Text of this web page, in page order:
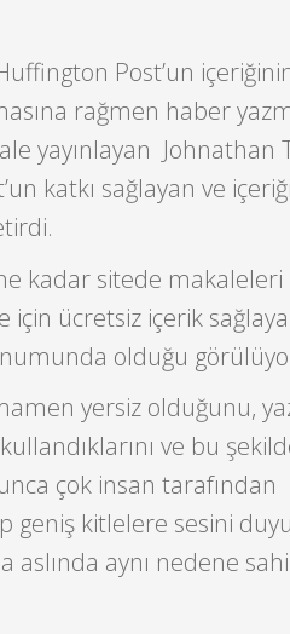
Post’un
rağmen haber
yayınlayan Johnathan
katkı sağlayan ve
kadar sitede makaleleri
için ücretsiz içerik
olduğu
yersiz olduğunu,
ve bu
çok insan tarafından
geniş kitlelere sesini
aslında aynı nedene